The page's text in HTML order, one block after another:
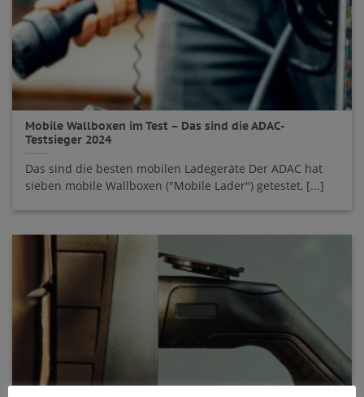
Mobile Wallboxen im Test – Das sind die ADAC-
Testsieger 2024
Das sind die besten mobilen Ladegeräte Der ADAC hat
sieben mobile Wallboxen ("Mobile Lader") getestet, [...]